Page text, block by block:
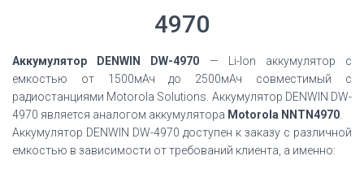
4970
Аккумулятор DENWIN DW-4970 — Li-Ion аккумулятор с
емкостью от 1500мАч до 2500мАч совместимый с
радиостанциями Motorola Solutions. Аккумулятор DENWIN DW-
4970 является аналогом аккумулятора Motorola NNTN4970
Аккумулятор DENWIN DW-4970 доступен к заказу с различной
емкостью в зависимости от требований клиента, а именно: